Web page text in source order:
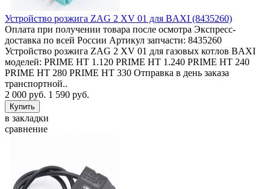
Устройство розжига ZAG 2 XV 01 для BAXI (8435260)
Оплата при получении товара после осмотра Экспресс-
доставка по всей России Артикул запчасти: 8435260
Устройство розжига ZAG 2 XV 01 для газовых котлов BAXI
моделей: PRIME HT 1.120 PRIME HT 1.240 PRIME HT 240
PRIME HT 280 PRIME HT 330 Отправка в день заказа
транспортной..
2 000 руб. 1 590 руб.
в закладки
сравнение